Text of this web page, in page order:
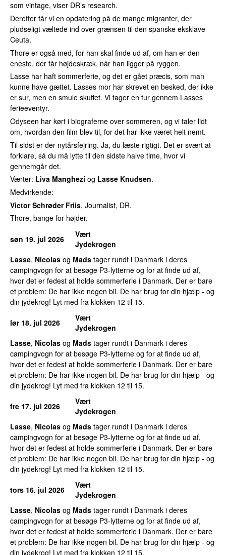
som vintage, viser DR’s research.
Derefter får vi en opdatering på de mange migranter, der
pludseligt væltede ind over grænsen til den spanske eksklave
Ceuta.
Thore er også med, for han skal finde ud af, om han er den
eneste, der får højdeskræk, når han ligger på ryggen.
Lasse har haft sommerferie, og det er gået præcis, som man
kunne have gættet. Lasses mor har skrevet en besked, der ikke
er sur, men en smule skuffet. Vi tager en tur gennem Lasses
ferieeventyr.
Odyseen har kørt i biograferne over sommeren, og vi taler lidt
om, hvordan den film blev til, for det har ikke været helt nemt.
Til sidst er der nytårsfejring. Ja, du læste rigtigt. Det er svært at
forklare, så du må lytte til den sidste halve time, hvor vi
gennemgår det.
Værter: Liva Manghezi og Lasse Knudsen.
Medvirkende:
Victor Schrøder Friis, Journalist, DR.
Thore, bange for højder.
søn 19. jul 2026
Vært
Jydekrogen
Lasse, Nicolas og Mads tager rundt i Danmark i deres
campingvogn for at besøge P3-lytterne og for at finde ud af,
hvor det er fedest at holde sommerferie i Danmark. Der er bare
et problem: De har ikke nogen bil. De har brug for din hjælp - og
din jydekrog! Lyt med fra klokken 12 til 15.
lør 18. jul 2026
Vært
Jydekrogen
Lasse, Nicolas og Mads tager rundt i Danmark i deres
campingvogn for at besøge P3-lytterne og for at finde ud af,
hvor det er fedest at holde sommerferie i Danmark. Der er bare
et problem: De har ikke nogen bil. De har brug for din hjælp - og
din jydekrog! Lyt med fra klokken 12 til 15.
fre 17. jul 2026
Vært
Jydekrogen
Lasse, Nicolas og Mads tager rundt i Danmark i deres
campingvogn for at besøge P3-lytterne og for at finde ud af,
hvor det er fedest at holde sommerferie i Danmark. Der er bare
et problem: De har ikke nogen bil. De har brug for din hjælp - og
din jydekrog! Lyt med fra klokken 12 til 15.
tors 16. jul 2026
Vært
Jydekrogen
Lasse, Nicolas og Mads tager rundt i Danmark i deres
campingvogn for at besøge P3-lytterne og for at finde ud af,
hvor det er fedest at holde sommerferie i Danmark. Der er bare
et problem: De har ikke nogen bil. De har brug for din hjælp - og
din jydekrog! Lyt med fra klokken 12 til 15.